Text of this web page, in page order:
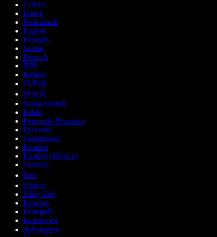
Čeština
Dansk
Nederlands
English
Français
Suomi
Deutsch
हिन्दी
Italiano
日本語
한국어
Norsk bokmål
Polski
Português Brasileiro
Русский
Українська
Español
Español (México)
Svenska
ไทย
Türkçe
Tiếng Việt
Română
Português
Български
ქართული